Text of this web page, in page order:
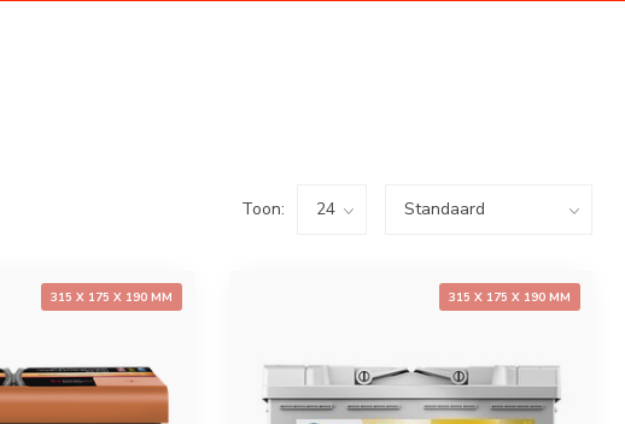
Toon:
315 X 175 X 190 MM 315 X 175 X 190 MM